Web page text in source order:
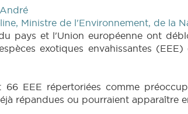
Ministre de l'Environnement, de la
pays et l'Union européenne ont
exotiques envahissantes
EEE répertoriées comme
répandues ou pourraient apparaître